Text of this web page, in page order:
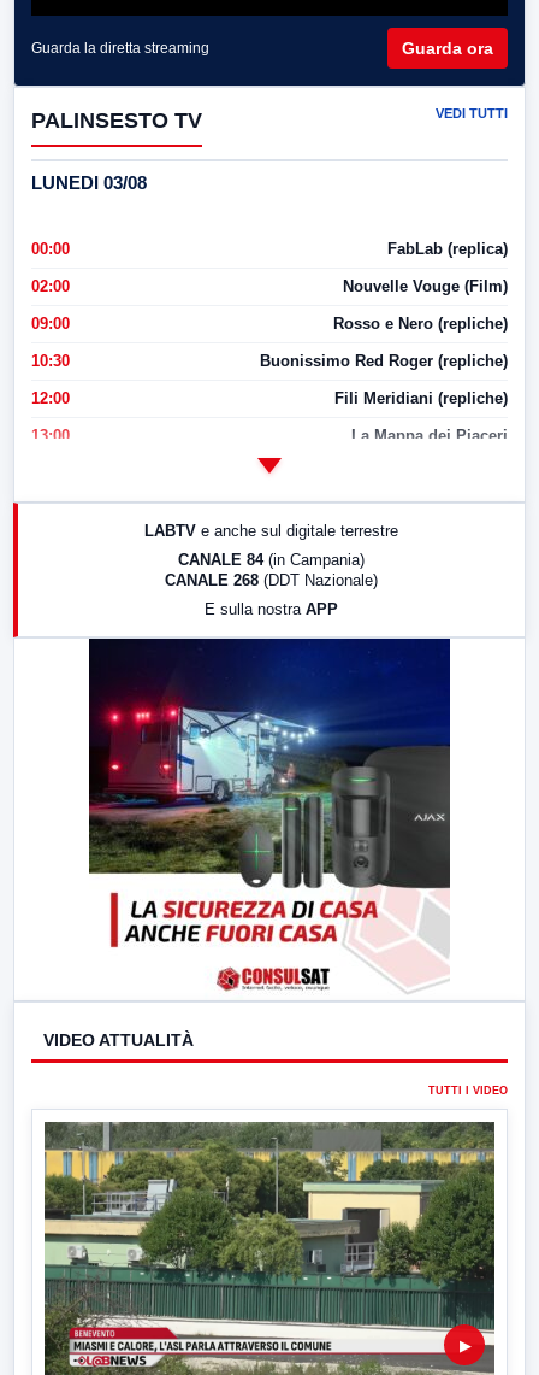
Guarda la diretta streaming Guarda ora
PALINSESTO TV VEDI TUTTI
LUNEDI 03/08
00:00 FabLab (replica)
02:00 Nouvelle Vouge (Film)
09:00 Rosso e Nero (repliche)
10:30 Buonissimo Red Roger (repliche)
12:00 Fili Meridiani (repliche)
13:00 La Mappa dei Piaceri
LABTV e anche sul digitale terrestre
CANALE 84 (in Campania)
CANALE 268 (DDT Nazionale)
E sulla nostra APP
VIDEO ATTUALITÀ
TUTTI I VIDEO
▶